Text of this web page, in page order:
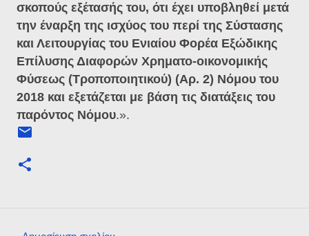
σκοπούς εξέτασής του, ότι έχει υποβληθεί μετά
την έναρξη της ισχύος του περί της Σύστασης
και Λειτουργίας του Ενιαίου Φορέα Εξώδικης
Επίλυσης Διαφορών Χρηματο-οικονομικής
Φύσεως (Τροποποιητικού) (Αρ. 2) Νόμου του
2018 και εξετάζεται με βάση τις διατάξεις του
παρόντος Νόμου.».